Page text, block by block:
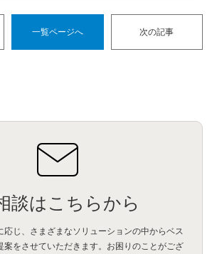
一覧ページへ 次の記事
談はこちらから
応じ、さまざまなソリューションの中からベス
案をさせていただきます。お困りのことがござ